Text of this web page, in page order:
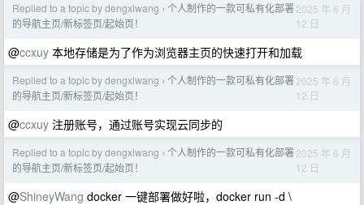
Replied to a topic by dengxiwang › 个人制作的一款可私有化部署
的导航主页/新标签页/起始页！
2025 年 6 月
12 日
@ccxuy 本地存储是为了作为浏览器主页的快速打开和加载
Replied to a topic by dengxiwang › 个人制作的一款可私有化部署
的导航主页/新标签页/起始页！
2025 年 6 月
12 日
@ccxuy 注册账号，通过账号实现云同步的
Replied to a topic by dengxiwang › 个人制作的一款可私有化部署
的导航主页/新标签页/起始页！
2025 年 6 月
12 日
@ShineyWang docker 一键部署做好啦，docker run -d \